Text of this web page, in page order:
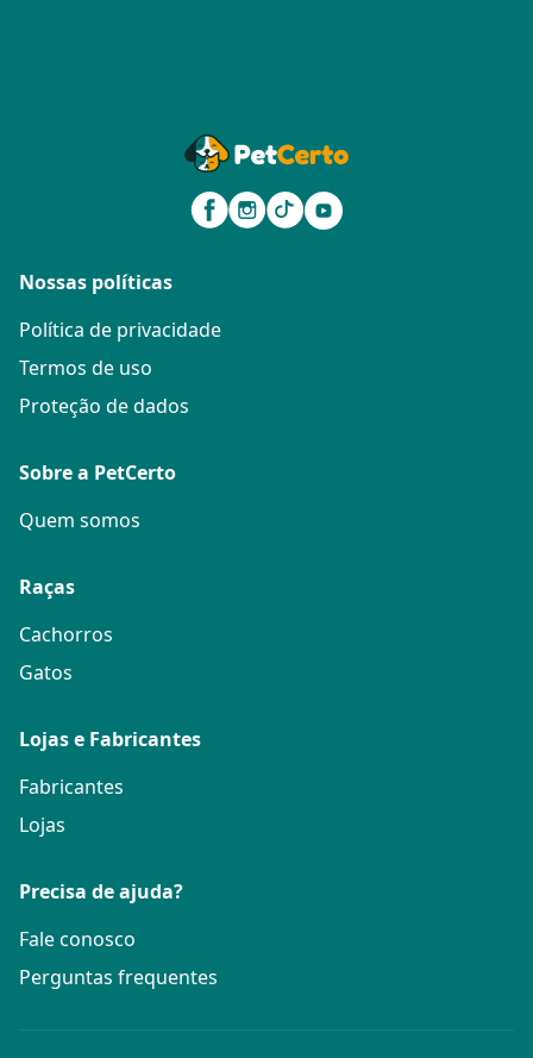
Nossas políticas
Política de privacidade
Termos de uso
Proteção de dados
Sobre a PetCerto
Quem somos
Raças
Cachorros
Gatos
Lojas e Fabricantes
Fabricantes
Lojas
Precisa de ajuda?
Fale conosco
Perguntas frequentes